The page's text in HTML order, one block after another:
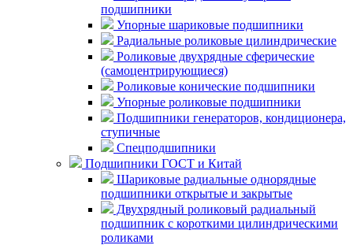
подшипники
Упорные шариковые подшипники
Радиальные роликовые цилиндрические
Роликовые двухрядные сферические
(самоцентрирующиеся)
Роликовые конические подшипники
Упорные роликовые подшипники
Подшипники генераторов, кондиционера,
ступичные
Спецподшипники
Подшипники ГОСТ и Китай
Шариковые радиальные однорядные
подшипники открытые и закрытые
Двухрядный роликовый радиальный
подшипник с короткими цилиндрическими
роликами